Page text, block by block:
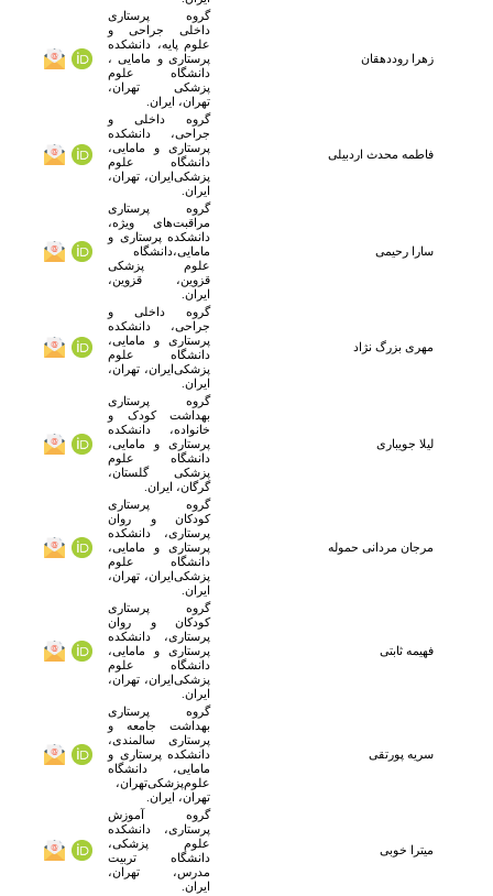
زهرا روددهقان
گروه پرستاری
داخلی جراحی و
علوم پایه، دانشکده
پرستاری و مامایی ،
دانشگاه علوم
پزشکی‌ تهران،
تهران، ایران.
فاطمه محدث اردبیلی
گروه داخلی و
جراحی، دانشکده
پرستاری و مامایی،
دانشگاه علوم
پزشکی‌ایران، تهران،
ایران.
سارا رحیمی
گروه پرستاری
مراقبت‌های ویژه،
دانشکده پرستاری و
مامایی،دانشگاه
علوم پزشکی
قزوین، قزوین،
ایران.
مهری بزرگ نژاد
گروه داخلی و
جراحی، دانشکده
پرستاری و مامایی،
دانشگاه علوم
پزشکی‌ایران، تهران،
ایران.
لیلا جویباری
گروه پرستاری
بهداشت کودک و
خانواده، دانشکده
پرستاری و مامایی،
دانشگاه علوم
پزشکی گلستان،
گرگان، ایران.
مرجان مردانی حموله
گروه پرستاری
کودکان و روان
پرستاری، دانشکده
پرستاری و مامایی،
دانشگاه علوم
پزشکی‌ایران، تهران،
ایران.
فهیمه ثابتی
گروه پرستاری
کودکان و روان
پرستاری، دانشکده
پرستاری و مامایی،
دانشگاه علوم
پزشکی‌ایران، تهران،
ایران.
سریه پورتقی
گروه پرستاری
بهداشت جامعه و
پرستاری سالمندی،
دانشکده پرستاری و
مامایی، دانشگاه
علوم‌پزشکی‌تهران،
تهران، ایران.
میترا خوبی
گروه آموزش
پرستاری، دانشکده
علوم پزشکی،
دانشگاه تربیت
مدرس، تهران،
ایران.